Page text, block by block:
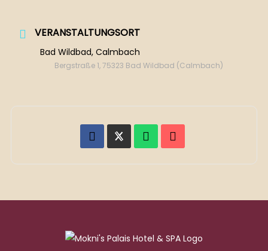
VERANSTALTUNGSORT
Bad Wildbad, Calmbach
Bergstraße 1, 75323 Bad Wildbad (Calmbach)